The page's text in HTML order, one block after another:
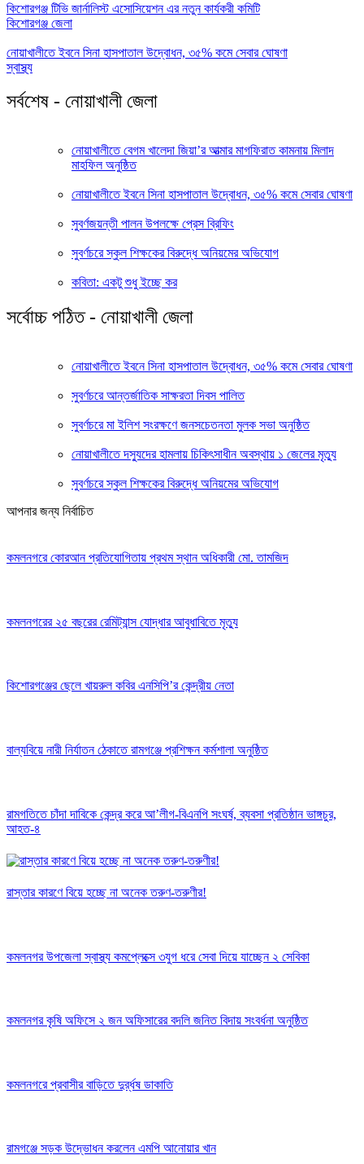
কিশোরগঞ্জ টিভি জার্নালিস্ট এসোসিয়েশন এর নতুন কার্যকরী কমিটি
কিশোরগঞ্জ জেলা
নোয়াখালীতে ইবনে সিনা হাসপাতাল উদ্বোধন, ৩৫% কমে সেবার ঘোষণা
স্বাস্থ্য
সর্বশেষ - নোয়াখালী জেলা
নোয়াখালীতে বেগম খালেদা জিয়া’র আত্মার মাগফিরাত কামনায় মিলাদ
মাহফিল অনুষ্ঠিত
নোয়াখালীতে ইবনে সিনা হাসপাতাল উদ্বোধন, ৩৫% কমে সেবার ঘোষণা
সুবর্ণজয়ন্তী পালন উপলক্ষে প্রেস ব্রিফিং
সুবর্ণচরে স্কুল শিক্ষকের বিরুদ্ধে অনিয়মের অভিযোগ
কবিতা: একটু শুধু ইচ্ছে কর
সর্বোচ্চ পঠিত - নোয়াখালী জেলা
নোয়াখালীতে ইবনে সিনা হাসপাতাল উদ্বোধন, ৩৫% কমে সেবার ঘোষণা
সুবর্ণচরে আন্তর্জাতিক সাক্ষরতা দিবস পালিত
সুবর্ণচরে মা ইলিশ সংরক্ষণে জনসচেতনতা মুলক সভা অনুষ্ঠিত
নোয়াখালীতে দস্যুদের হামলায় চিকিৎসাধীন অবস্থায় ১ জেলের মৃত্যু
সুবর্ণচরে স্কুল শিক্ষকের বিরুদ্ধে অনিয়মের অভিযোগ
আপনার জন্য নির্বাচিত
কমলনগরে কোরআন প্রতিযোগিতায় প্রথম স্থান অধিকারী মো. তামজিদ
কমলনগরের ২৫ বছরের রেমিট্যান্স যোদ্ধার আবুধাবিতে মৃত্যু
কিশোরগঞ্জের ছেলে খায়রুল কবির এনসিপি’র কেন্দ্রীয় নেতা
বাল্যবিয়ে নারী নির্যাতন ঠেকাতে রামগঞ্জে প্রশিক্ষন কর্মশালা অনুষ্ঠিত
রামগতিতে চাঁদা দাবিকে কেন্দ্র করে আ’লীগ-বিএনপি সংঘর্ষ, ব্যবসা প্রতিষ্ঠান ভাঙ্গচুর,
আহত-৪
রাস্তার কারণে বিয়ে হচ্ছে না অনেক তরুণ-তরুণীর!
কমলনগর উপজেলা স্বাস্থ্য কমপ্লেক্সে ৩যুগ ধরে সেবা দিয়ে যাচ্ছেন ২ সেবিকা
কমলনগর কৃষি অফিসে ২ জন অফিসারের বদলি জনিত বিদায় সংবর্ধনা অনুষ্ঠিত
কমলনগরে প্রবাসীর বাড়িতে দুর্র্ধষ ডাকাতি
রামগঞ্জে সড়ক উদ্ভোধন করলেন এমপি আনোয়ার খান